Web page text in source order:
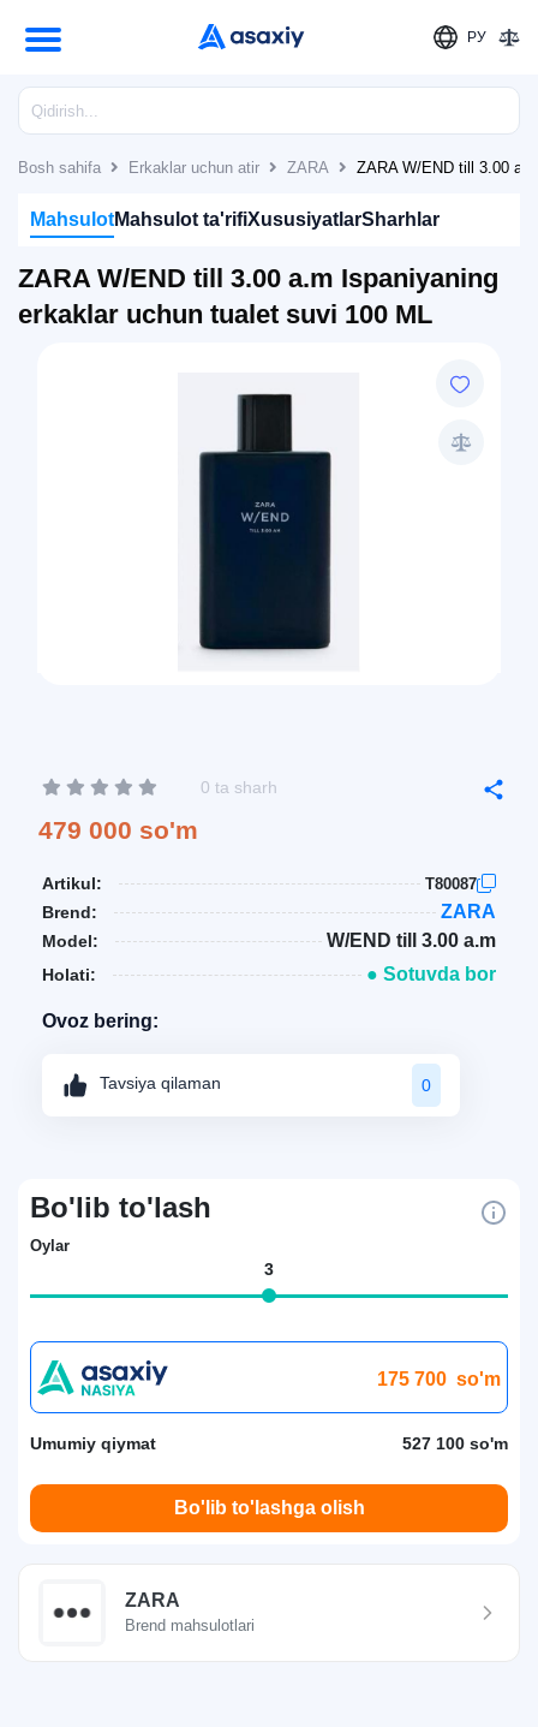
РУ
Bosh sahifa Erkaklar uchun atir ZARA ZARA W/END till 3.00
MahsulotMahsulot ta'rifiXususiyatlarSharhlar
ZARA W/END till 3.00 a.m Ispaniyaning
erkaklar uchun tualet suvi 100 ML
0 ta sharh
479 000 so'm
Artikul: T80087
Brend: ZARA
Model: W/END till 3.00 a.m
Holati: ● Sotuvda bor
Ovoz bering:
Tavsiya qilaman 0
Bo'lib to'lash
Oylar
3
175 700 so'm
Umumiy qiymat 527 100 so'm
Bo'lib to'lashga olish
ZARA
Brend mahsulotlari